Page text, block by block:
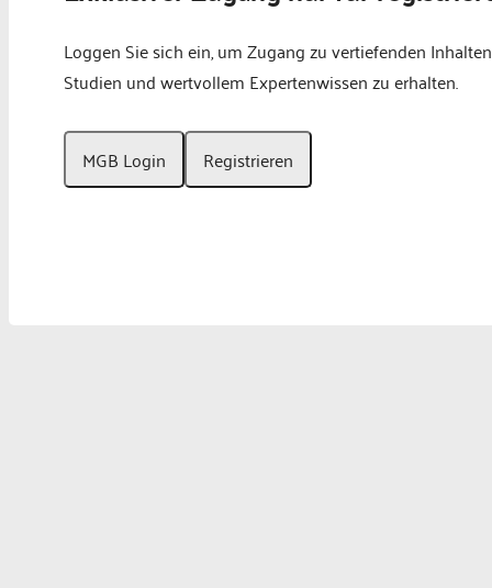
Loggen Sie sich ein, um Zugang zu vertiefenden
Studien und wertvollem Expertenwissen zu erhalten.
MGB Login Registrieren